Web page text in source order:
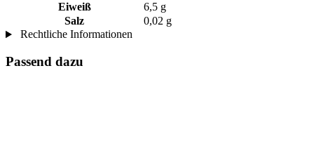
Eiweiß
6,5 g
Salz
0,02 g
Rechtliche Informationen
Passend dazu